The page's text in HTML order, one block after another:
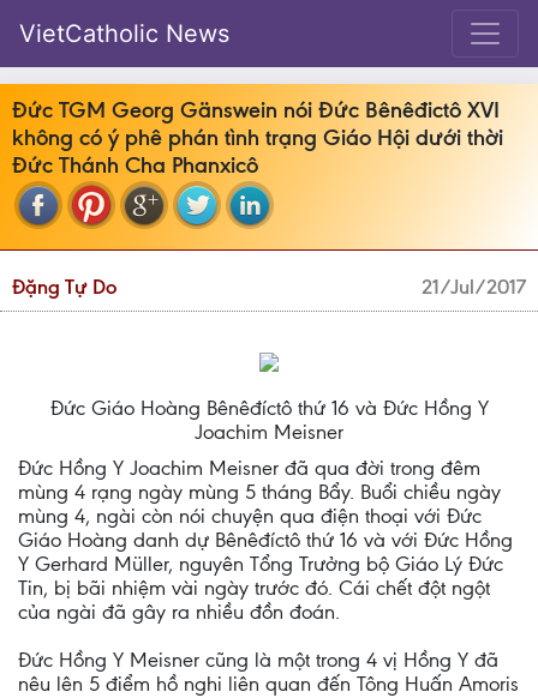
VietCatholic News
Ðức TGM Georg Gänswein nói Đức Bênêđictô XVI
không có ý phê phán tình trạng Giáo Hội dưới thời
Đức Thánh Cha Phanxicô
Đặng Tự Do 21/Jul/2017
Đức Giáo Hoàng Bênêđíctô thứ 16 và Đức Hồng Y
Joachim Meisner
Đức Hồng Y Joachim Meisner đã qua đời trong đêm
mùng 4 rạng ngày mùng 5 tháng Bẩy. Buổi chiều ngày
mùng 4, ngài còn nói chuyện qua điện thoại với Đức
Giáo Hoàng danh dự Bênêđíctô thứ 16 và với Đức Hồng
Y Gerhard Müller, nguyên Tổng Trưởng bộ Giáo Lý Đức
Tin, bị bãi nhiệm vài ngày trước đó. Cái chết đột ngột
của ngài đã gây ra nhiều đồn đoán.
Đức Hồng Y Meisner cũng là một trong 4 vị Hồng Y đã
nêu lên 5 điểm hồ nghi liên quan đến Tông Huấn Amoris